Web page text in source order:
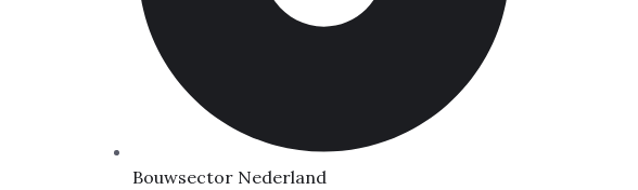
Bouwsector Nederland